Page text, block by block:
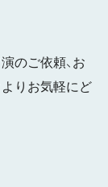
のご依頼、お
りお気軽にど